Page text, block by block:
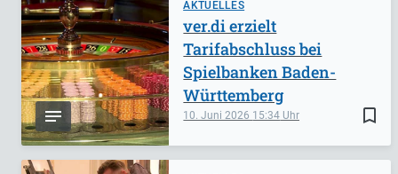
AKTUELLES
bookmark_border
10. Juni 2026 15:34
ver.di erzielt
Tarifabschluss bei
Spielbanken Baden-
Württemberg